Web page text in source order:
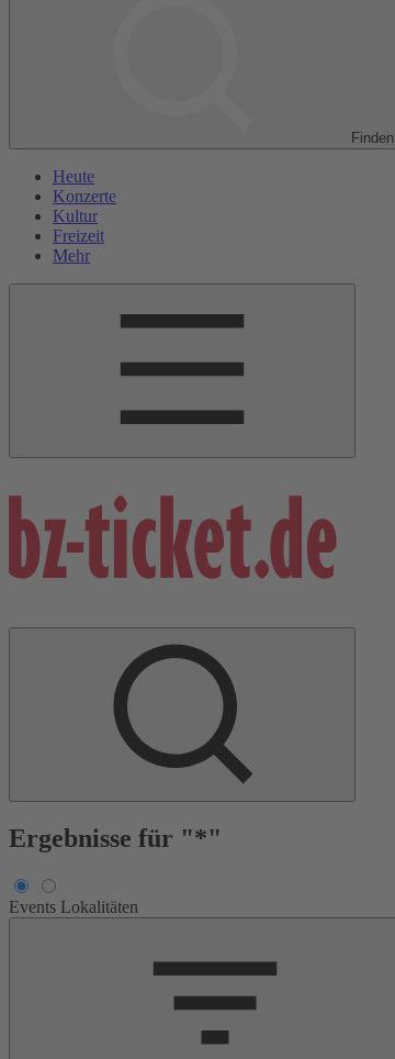
Finden
Heute
Konzerte
Kultur
Freizeit
Mehr
Ergebnisse für "*"
Events Lokalitäten